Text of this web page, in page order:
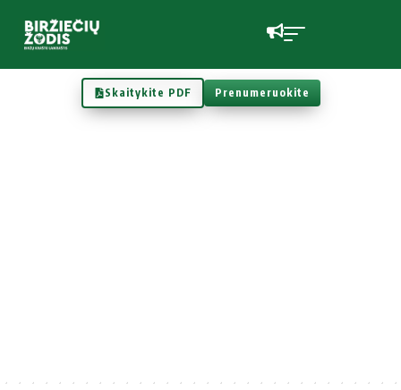
Skaitykite PDF Prenumeruokite